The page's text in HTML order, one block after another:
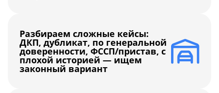
Разбираем сложные кейсы:
ДКП, дубликат, по генеральной
доверенности, ФССП/пристав, с
плохой историей — ищем
законный вариант